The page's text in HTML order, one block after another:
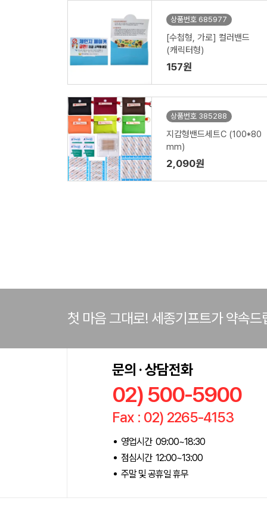
상품번호 685977
[수첩형, 가로] 컬러밴드
(캐릭터형)
157원
상품번호 385288
지갑형밴드세트C (100*80
mm)
2,090원
첫 마음 그대로! 세종기프트가 약속드
문의 · 상담전화
02) 500-5900
Fax : 02) 2265-4153
영업시간 09:00~18:30
점심시간 12:00~13:00
주말 및 공휴일 휴무